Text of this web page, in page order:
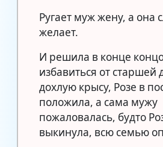
Ругает муж жену, а она
желает.
И решила в конце
избавиться от старшей
дохлую крысу, Розе в
положила, а сама мужу
пожаловалась, будто
выкинула, всю семью